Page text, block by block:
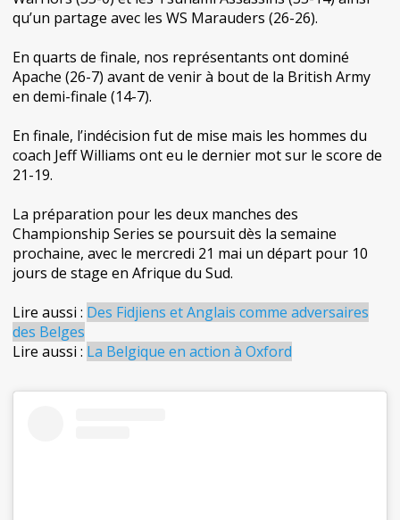
qu’un partage avec les WS Marauders (26-26).
En quarts de finale, nos représentants ont dominé
Apache (26-7) avant de venir à bout de la British Army
en demi-finale (14-7).
En finale, l’indécision fut de mise mais les hommes du
coach Jeff Williams ont eu le dernier mot sur le score de
21-19.
La préparation pour les deux manches des
Championship Series se poursuit dès la semaine
prochaine, avec le mercredi 21 mai un départ pour 10
jours de stage en Afrique du Sud.
Lire aussi : Des Fidjiens et Anglais comme adversaires
des Belges
Lire aussi : La Belgique en action à Oxford